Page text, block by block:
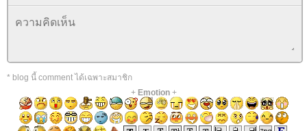
* blog นี้ comment ได้เฉพาะสมาชิก
+ Emotion+